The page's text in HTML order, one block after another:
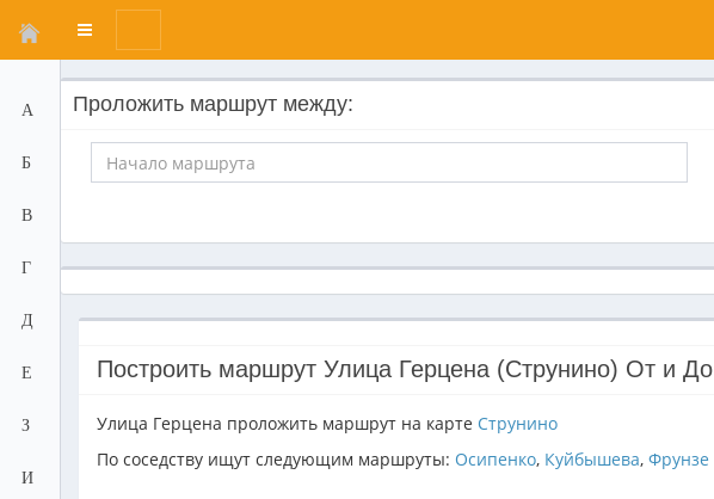
Переключатель
меню
А
Б
В
Г
Д
Е
З
И
Проложить маршрут между:
Построить маршрут Улица Герцена (Струнино) От и До
Улица Герцена проложить маршрут на карте Струнино
По соседству ищут следующим маршруты: Осипенко, Куйбышева, Фрунзе